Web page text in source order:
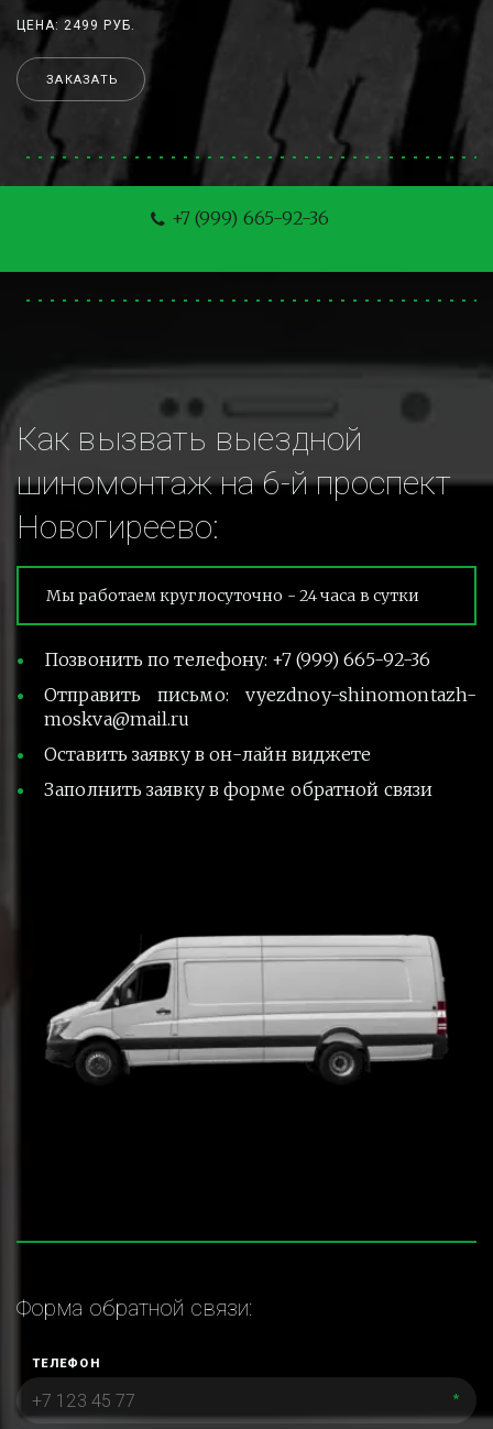
ЦЕНА: 2499 РУБ.
ЗАКАЗАТЬ
+7 (999) 665-92-36
Как вызвать выездной
шиномонтаж на 6-й проспект
Новогиреево:
Мы работаем круглосуточно - 24 часа в сутки
Позвонить по телефону: +7 (999) 665-92-36
Отправить письмо: vyezdnoy-shinomontazh-
moskva@mail.ru
Оставить заявку в он-лайн виджете
Заполнить заявку в форме обратной связи
Форма обратной связи:
ТЕЛЕФОН
*